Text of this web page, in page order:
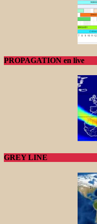
PROPAGATION en live
GREY LINE